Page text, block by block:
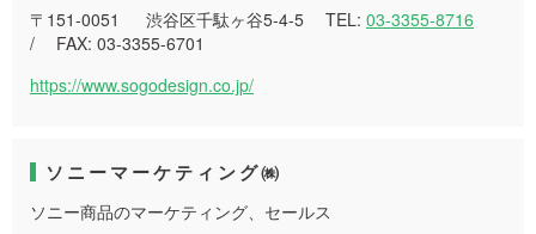
〒151-0051 渋谷区千駄ヶ谷5-4-5 TEL: 03-3355-8716
/ FAX: 03-3355-6701
https://www.sogodesign.co.jp/
ソニーマーケティング㈱
ソニー商品のマーケティング、セールス